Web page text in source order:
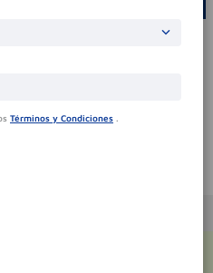
escribir un comentario
Términos y Condiciones .